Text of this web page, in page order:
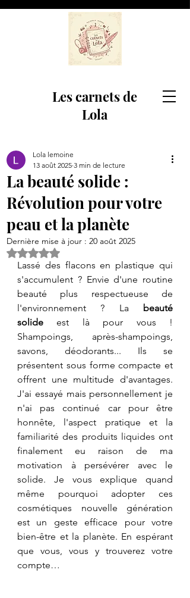
Les carnets de
Lola
La beauté solide :
Révolution pour votre
peau et la planète
Lola lemoine
13 août 2025 3 min de lecture
Dernière mise à jour : 20 août 2025
Noté NaN étoiles sur 5.
Lassé des flacons en plastique qui
s'accumulent ? Envie d'une routine
beauté plus respectueuse de
l'environnement ? La beauté
solide est là pour vous !
Shampoings, après-shampoings,
savons, déodorants... Ils se
présentent sous forme compacte et
offrent une multitude d'avantages.
J'ai essayé mais personnellement je
n'ai pas continué car pour être
honnête, l'aspect pratique et la
familiarité des produits liquides ont
finalement eu raison de ma
motivation à persévérer avec le
solide. Je vous explique quand
même pourquoi adopter ces
cosmétiques nouvelle génération
est un geste efficace pour votre
bien-être et la planète. En espérant
que vous, vous y trouverez votre
compte…